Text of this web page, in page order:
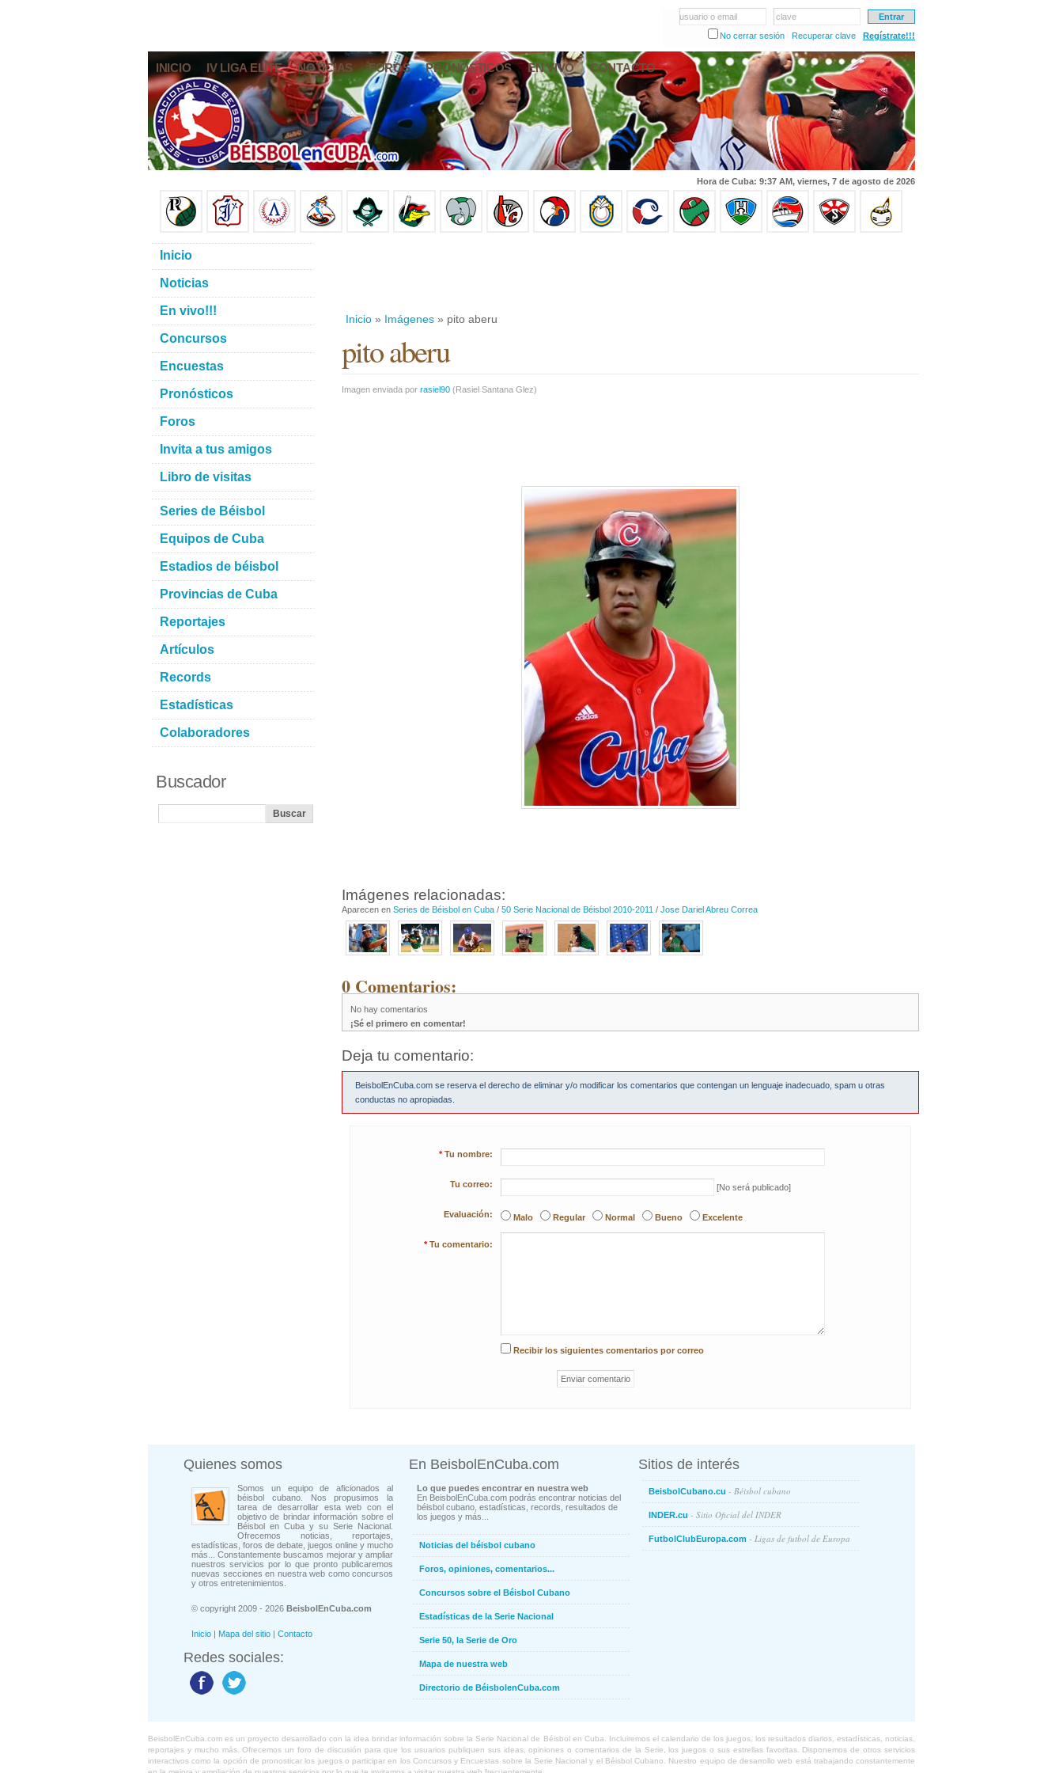
usuario o email
clave
No cerrar sesión
Recuperar clave Regístrate!!!
INICIO IV LIGA ELITE NOTICIAS FOROS PRONÓSTICOS EN VIVO CONTACTO
Hora de Cuba: 9:37 AM, viernes, 7 de agosto de 2026
Inicio » Imágenes » pito aberu
pito aberu
Imagen enviada por rasiel90 (Rasiel Santana Glez)
Imágenes relacionadas:
Aparecen en Series de Béisbol en Cuba / 50 Serie Nacional de Béisbol 2010-2011 / Jose Dariel Abreu Correa
0 Comentarios:
No hay comentarios
¡Sé el primero en comentar!
Deja tu comentario:
BeisbolEnCuba.com se reserva el derecho de eliminar y/o modificar los comentarios que contengan un lenguaje inadecuado, spam u otras
conductas no apropiadas.
* Tu nombre:
Tu correo: [No será publicado]
Evaluación: Malo Regular Normal Bueno Excelente
* Tu comentario:
Recibir los siguientes comentarios por correo
Inicio
Noticias
En vivo!!!
Concursos
Encuestas
Pronósticos
Foros
Invita a tus amigos
Libro de visitas
Series de Béisbol
Equipos de Cuba
Estadios de béisbol
Provincias de Cuba
Reportajes
Artículos
Records
Estadísticas
Colaboradores
Buscador
Quienes somos
Somos un equipo de aficionados al
béisbol cubano. Nos propusimos la
tarea de desarrollar esta web con el
objetivo de brindar información sobre el
Béisbol en Cuba y su Serie Nacional.
Ofrecemos noticias, reportajes,
estadísticas, foros de debate, juegos online y mucho
más... Constantemente buscamos mejorar y ampliar
nuestros servicios por lo que pronto publicaremos
nuevas secciones en nuestra web como concursos
y otros entretenimientos.
© copyright 2009 - 2026 BeisbolEnCuba.com
Inicio | Mapa del sitio | Contacto
Redes sociales:
En BeisbolEnCuba.com
Lo que puedes encontrar en nuestra web
En BeisbolEnCuba.com podrás encontrar noticias del
béisbol cubano, estadísticas, records, resultados de
los juegos y más...
Noticias del béisbol cubano
Foros, opiniones, comentarios...
Concursos sobre el Béisbol Cubano
Estadísticas de la Serie Nacional
Serie 50, la Serie de Oro
Mapa de nuestra web
Directorio de BéisbolenCuba.com
Sitios de interés
BeisbolCubano.cu - Béisbol cubano
INDER.cu - Sitio Oficial del INDER
FutbolClubEuropa.com - Ligas de futbol de Europa
BeisbolEnCuba.com es un proyecto desarrollado con la idea brindar información sobre la Serie Nacional de Béisbol en Cuba. Incluiremos el calendario de los juegos, los resultados diarios, estadísticas, noticias,
reportajes y mucho más. Ofrecemos un foro de discusión para que los usuarios publiquen sus ideas, opiniones o comentarios de la Serie, los juegos o sus estrellas favoritas. Disponemos de otros servicios
interactivos como la opción de pronosticar los juegos o participar en los Concursos y Encuestas sobre la Serie Nacional y el Béisbol Cubano. Nuestro equipo de desarrollo web está trabajando constantemente